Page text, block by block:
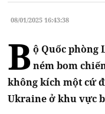
08/01/2025 16:43:38
B ộ Quốc phòng
ném bom
không kích một cứ
Ukraine ở khu vực